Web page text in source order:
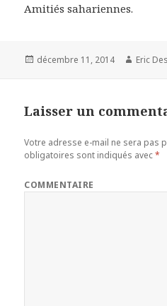
Amitiés sahariennes.
Publié
décembre 11, 2014 Auteur
Eric
Laisser un
Votre adresse e-mail ne sera pas
obligatoires sont indiqués avec*
COMMENTAIRE